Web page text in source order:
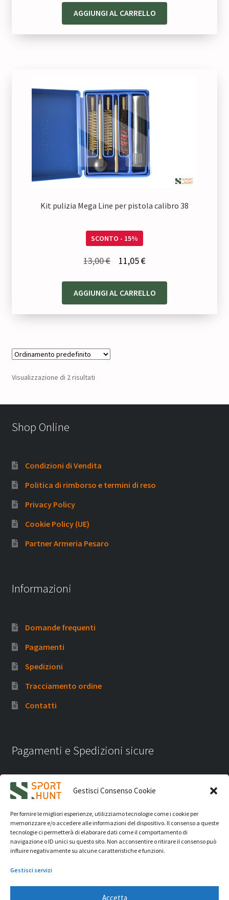
Gestisci Consenso Cookie
Per fornire le migliori esperienze, utilizziamo tecnologie come i cookie per
memorizzare e/o accedere alle informazioni del dispositivo. Il consenso a queste
tecnologie ci permetterà di elaborare dati come il comportamento di
navigazione o ID unici su questo sito. Non acconsentire o ritirare il consenso può
influire negativamente su alcune caratteristiche e funzioni.
Gestisci servizi
Accetta
originale
era:
attuale
è:
AGGIUNGI AL CARRELLO
Kit pulizia Mega Line per pistola calibro 38
SCONTO - 15%
13,00€
originale
era:
11,05€Il
attuale
è:
AGGIUNGI AL CARRELLO
Visualizzazione di 2 risultati
Shop Online
Condizioni di Vendita
Politica di rimborso e termini di reso
Privacy Policy
Cookie Policy (UE)
Partner Armeria Pesaro
Informazioni
Domande frequenti
Pagamenti
Spedizioni
Tracciamento ordine
Contatti
Pagamenti e Spedizioni sicure